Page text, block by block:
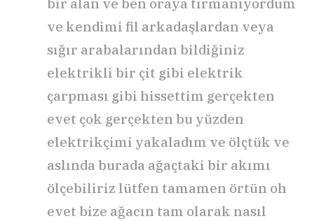
bir alan ve ben oraya tırmanıyordum
ve kendimi fil arkadaşlardan veya
sığır arabalarından bildiğiniz
elektrikli bir çit gibi elektrik
çarpması gibi hissettim gerçekten
evet çok gerçekten bu yüzden
elektrikçimi yakaladım ve ölçtük ve
aslında burada ağaçtaki bir akımı
ölçebiliriz lütfen tamamen örtün oh
evet bize ağacın tam olarak nasıl